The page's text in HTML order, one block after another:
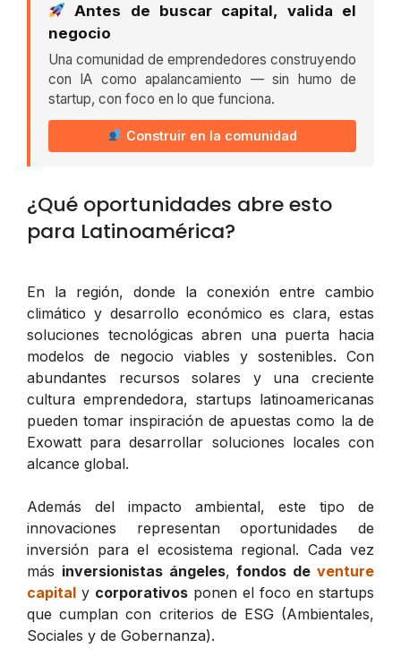
Antes de buscar capital, valida el
negocio
Una comunidad de emprendedores construyendo
con IA como apalancamiento — sin humo de
startup, con foco en lo que funciona.
Construir en la comunidad
¿Qué oportunidades abre esto
para Latinoamérica?
En la región, donde la conexión entre cambio
climático y desarrollo económico es clara, estas
soluciones tecnológicas abren una puerta hacia
modelos de negocio viables y sostenibles. Con
abundantes recursos solares y una creciente
cultura emprendedora, startups latinoamericanas
pueden tomar inspiración de apuestas como la de
Exowatt para desarrollar soluciones locales con
alcance global.
Además del impacto ambiental, este tipo de
innovaciones representan oportunidades de
inversión para el ecosistema regional. Cada vez
más inversionistas ángeles,fondos deventure
capital y corporativos ponen el foco en startups
que cumplan con criterios de ESG (Ambientales,
Sociales y de Gobernanza).